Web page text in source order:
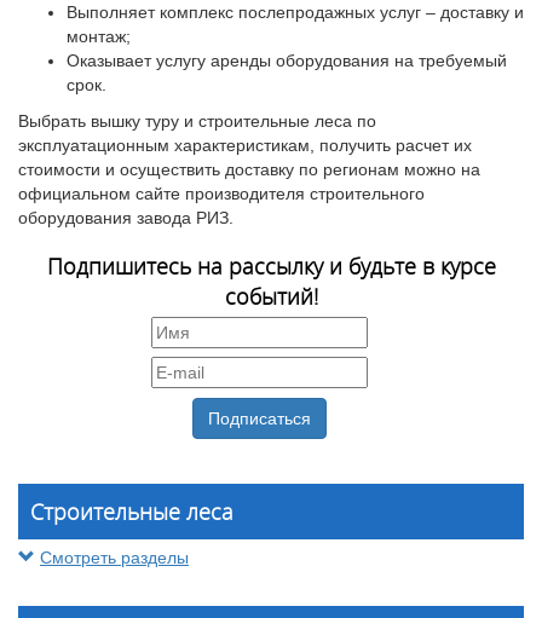
Выполняет комплекс послепродажных услуг – доставку и
монтаж;
Оказывает услугу аренды оборудования на требуемый
срок.
Выбрать вышку туру и строительные леса по
эксплуатационным характеристикам, получить расчет их
стоимости и осуществить доставку по регионам можно на
официальном сайте производителя строительного
оборудования завода РИЗ.
Подпишитесь на рассылку и будьте в курсе
событий!
Строительные леса
Смотреть разделы